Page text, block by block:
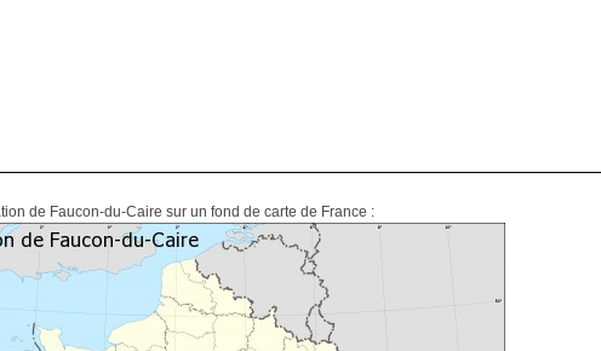
de Faucon-du-Caire sur un fond de carte de France :